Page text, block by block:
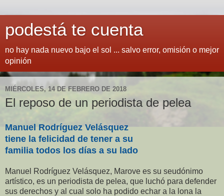
podestá te cuenta
no hay nada nuevo bajo el sol ... salvo error, omisión o mejor
opinión
MIÉRCOLES, 14 DE FEBRERO DE 2018
El reposo de un periodista de pelea
Manuel Rodríguez Velásquez
tiene la felicidad de tener a su
familia todos los días a su lado
Manuel Rodríguez Velásquez, Marove es su seudónimo
artístico, es un periodista de pelea, que luchó para defender
sus derechos y al cual solo ha podido echar a la lona la